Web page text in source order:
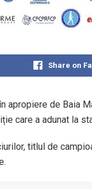
Share on
apropiere de Baia
care a adunat la
titlul de